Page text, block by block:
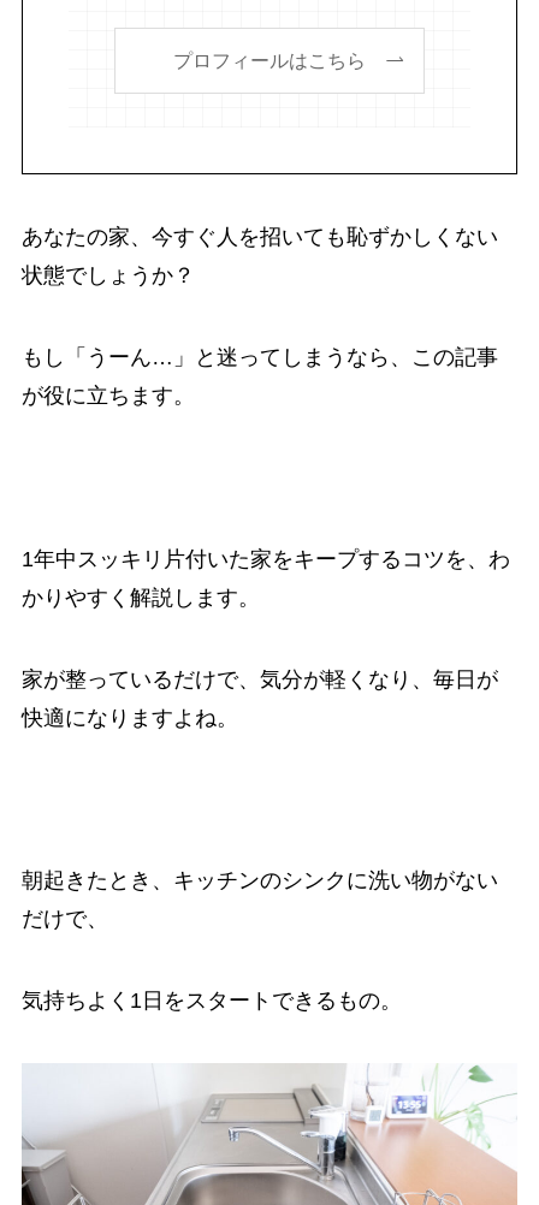
プロフィールはこちら
あなたの家、今すぐ人を招いても恥ずかしくない
状態でしょうか？
もし「うーん…」と迷ってしまうなら、この記事
が役に立ちます。
1年中スッキリ片付いた家をキープするコツを、わ
かりやすく解説します。
家が整っているだけで、気分が軽くなり、毎日が
快適になりますよね。
朝起きたとき、キッチンのシンクに洗い物がない
だけで、
気持ちよく1日をスタートできるもの。